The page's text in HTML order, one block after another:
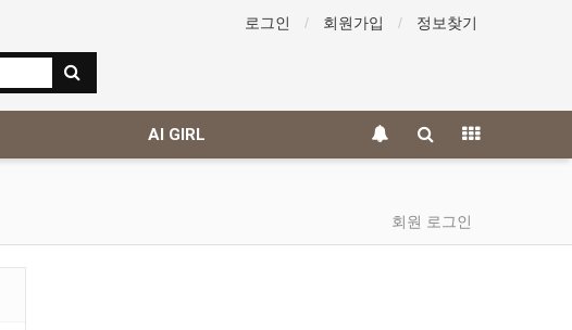
로그인 회원가입 정보찾기
AI GIRL
회원 로그인